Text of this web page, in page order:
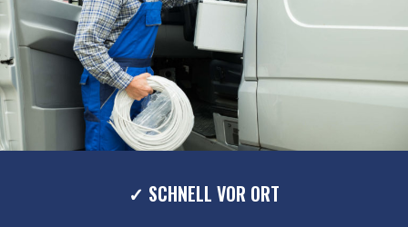
✓ SCHNELL VOR ORT